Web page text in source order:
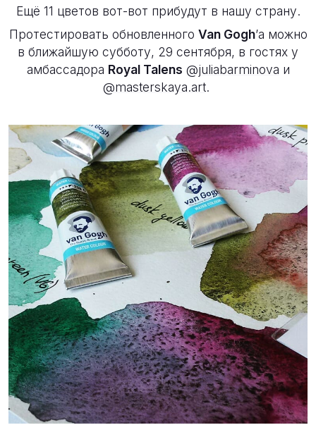
Ещё 11 цветов вот-вот прибудут в нашу страну.
Протестировать обновленного Van Gogh’а можно
в ближайшую субботу, 29 сентября, в гостях у
амбассадора Royal Talens @juliabarminova и
@masterskaya.art.